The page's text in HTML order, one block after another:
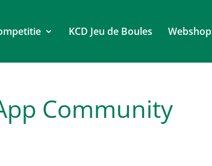
KCD Jeu de Boules Webshop
Community